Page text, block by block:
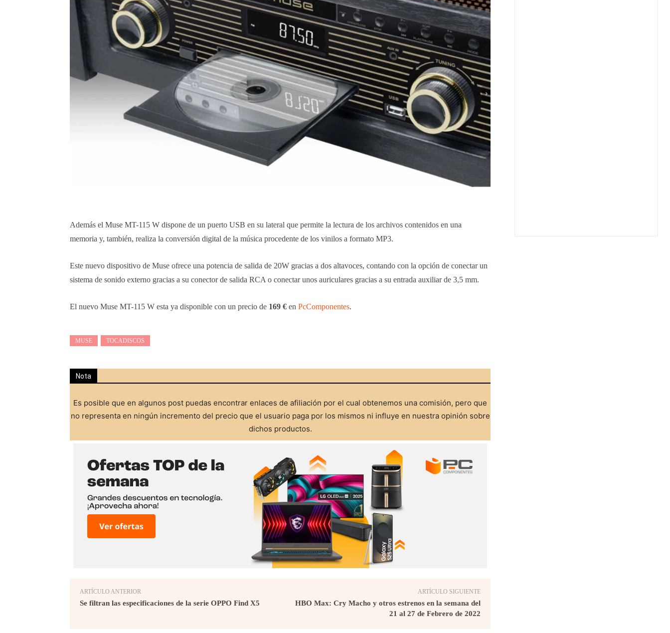
Además el Muse MT-115 W dispone de un puerto USB en su lateral que permite la lectura de los archivos contenidos en una
memoria y, también, realiza la conversión digital de la música procedente de los vinilos a formato MP3.
Este nuevo dispositivo de Muse ofrece una potencia de salida de 20W gracias a dos altavoces, contando con la opción de conectar un
sistema de sonido externo gracias a su conector de salida RCA o conectar unos auriculares gracias a su entrada auxiliar de 3,5 mm.
El nuevo Muse MT-115 W esta ya disponible con un precio de 169 € en PcComponentes.
MUSE TOCADISCOS
Nota
Es posible que en algunos post puedas encontrar enlaces de afiliación por el cual obtenemos una comisión, pero que
no representa en ningún incremento del precio que el usuario paga por los mismos ni influye en nuestra opinión sobre
dichos productos.
ARTÍCULO ANTERIOR
Se filtran las especificaciones de la serie OPPO Find X5
ARTÍCULO SIGUIENTE
HBO Max: Cry Macho y otros estrenos en la semana del
21 al 27 de Febrero de 2022